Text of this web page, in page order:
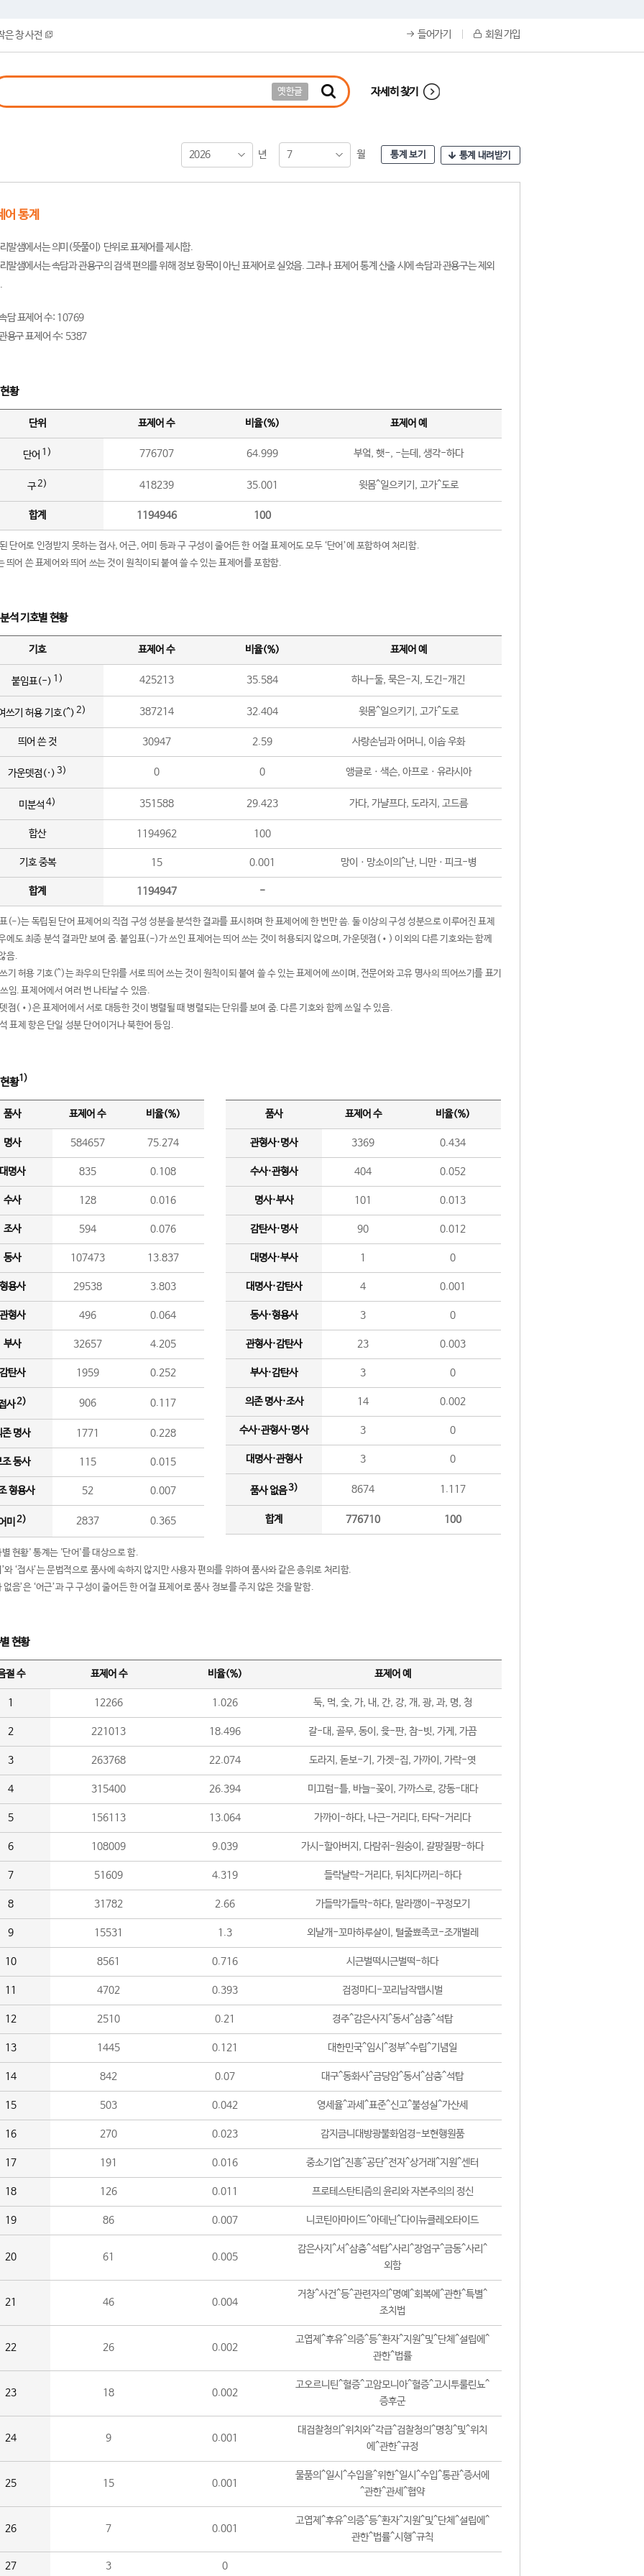
은 창 사전 들어가기 회원 가입
옛한글 자세히 찾기
2026 년 7 월 통계 보기 통계 내려받기
어 통계
말샘에서는 의미(뜻풀이) 단위로 표제어를 제시함.
말샘에서는 속담과 관용구의 검색 편의를 위해 정보 항목이 아닌 표제어로 실었음. 그러나 표제어 통계 산출 시에 속담과 관용구는 제외
담 표제어 수: 10769
용구 표제어 수: 5387
황
단위 표제어 수 비율(%) 표제어 예
단어 1) 776707 64.999 부엌, 햇-, -는데, 생각-하다
구2) 418239 35.001 윗몸^일으키기, 고가^도로
합계 1194946 100
단어로 인정받지 못하는 접사, 어근, 어미 등과 구 구성이 줄어든 한 어절 표제어도 모두 ‘단어’에 포함하여 처리함.
띄어 쓴 표제어와 띄어 쓰는 것이 원칙이되 붙여 쓸 수 있는 표제어를 포함함.
석 기호별 현황
기호 표제어 수 비율(%) 표제어 예
붙임표(-) 1) 425213 35.584 하나-둘, 묵은-지, 도긴-개긴
쓰기 허용 기호(^) 2) 387214 32.404 윗몸^일으키기, 고가^도로
띄어 쓴 것 30947 2.59 사랑손님과 어머니, 이솝 우화
가운뎃점(·) 3) 0 0 앵글로ㆍ색슨, 아프로ㆍ유라시아
미분석 4) 351588 29.423 가다, 가냘프다, 도라지, 고드름
합산 1194962 100
기호 중복 15 0.001 망이ㆍ망소이의^난, 니만ㆍ피크-병
합계 1194947 -
(-)는 독립된 단어 표제어의 직접 구성 성분을 분석한 결과를 표시하며 한 표제어에 한 번만 씀. 둘 이상의 구성 성분으로 이루어진 표제
에도 최종 분석 결과만 보여 줌. 붙임표(-)가 쓰인 표제어는 띄어 쓰는 것이 허용되지 않으며, 가운뎃점(•) 이외의 다른 기호와는 함께
음.
기 허용 기호(^)는 좌우의 단위를 서로 띄어 쓰는 것이 원칙이되 붙여 쓸 수 있는 표제어에 쓰이며, 전문어와 고유 명사의 띄어쓰기를 표기
임. 표제어에서 여러 번 나타날 수 있음.
점(•)은 표제어에서 서로 대등한 것이 병렬될 때 병렬되는 단위를 보여 줌. 다른 기호와 함께 쓰일 수 있음.
표제 항은 단일 성분 단어이거나 북한어 등임.
황1)
품사 표제어 수 비율(%)
명사 584657 75.274
명사 835 0.108
수사 128 0.016
조사 594 0.076
동사 107473 13.837
용사 29538 3.803
형사 496 0.064
부사 32657 4.205
탄사 1959 0.252
사2) 906 0.117
존 명사 1771 0.228
조 동사 115 0.015
형용사 52 0.007
미 2) 2837 0.365
품사 표제어 수 비율(%)
관형사·명사 3369 0.434
수사·관형사 404 0.052
명사·부사 101 0.013
감탄사·명사 90 0.012
대명사·부사 1 0
대명사·감탄사 4 0.001
동사·형용사 3 0
관형사·감탄사 23 0.003
부사·감탄사 3 0
의존 명사·조사 14 0.002
수사·관형사·명사 3 0
대명사·관형사 3 0
품사 없음3) 8674 1.117
합계 776710 100
현황' 통계는 '단어'를 대상으로 함.
와 ‘접사’는 문법적으로 품사에 속하지 않지만 사용자 편의를 위하여 품사와 같은 층위로 처리함.
없음’은 ‘어근’과 구 구성이 줄어든 한 어절 표제어로 품사 정보를 주지 않은 것을 말함.
현황
절 수 표제어 수 비율(%) 표제어 예
1 12266 1.026 둑, 먹, 숯, 가, 내, 간, 강, 개, 광, 과, 명, 청
2 221013 18.496 갈-대, 골무, 동이, 윷-판, 참-빗, 가게, 가끔
3 263768 22.074 도라지, 돋보-기, 가겟-집, 가까이, 가락-엿
4 315400 26.394 미끄럼-틀, 바늘-꽂이, 가까스로, 강동-대다
5 156113 13.064 가까이-하다, 나근-거리다, 타닥-거리다
6 108009 9.039 가시-할아버지, 다람쥐-원숭이, 갈팡질팡-하다
7 51609 4.319 들락날락-거리다, 뒤치다꺼리-하다
8 31782 2.66 가들막가들막-하다, 말라깽이-꾸정모기
9 15531 1.3 외날개-꼬마하루살이, 털줄뾰족코-조개벌레
10 8561 0.716 시근벌떡시근벌떡-하다
11 4702 0.393 검정마디-꼬리납작맵시벌
12 2510 0.21 경주^감은사지^동서^삼층^석탑
13 1445 0.121 대한민국^임시^정부^수립^기념일
14 842 0.07 대구^동화사^금당암^동서^삼층^석탑
15 503 0.042 영세율^과세^표준^신고^불성실^가산세
16 270 0.023 감지금니대방광불화엄경-보현행원품
17 191 0.016 중소기업^진흥^공단^전자^상거래^지원^센터
18 126 0.011 프로테스탄티즘의 윤리와 자본주의의 정신
19 86 0.007 니코틴아마이드^아데닌^다이뉴클레오타이드
20 61 0.005
감은사지^서^삼층^석탑^사리^장엄구^금동^사리^
외함
21 46 0.004
거창^사건^등^관련자의^명예^회복에^관한^특별^
조치법
22 26 0.002
고엽제^후유^의증^등^환자^지원^및^단체^설립에^
관한^법률
23 18 0.002
고오르니틴^혈증^고암모니아^혈증^고시투룰린뇨^
증후군
24 9 0.001
대검찰청의^위치와^각급^검찰청의^명칭^및^위치
에^관한^규정
25 15 0.001
물품의^일시^수입을^위한^일시^수입^통관^증서에
^관한^관세^협약
26 7 0.001
고엽제^후유^의증^등^환자^지원^및^단체^설립에^
관한^법률^시행^규칙
27 3 0